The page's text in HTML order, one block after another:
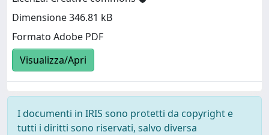
Dimensione 346.81 kB
Formato Adobe PDF
Visualizza/Apri
I documenti in IRIS sono protetti da copyright e
tutti i diritti sono riservati, salvo diversa